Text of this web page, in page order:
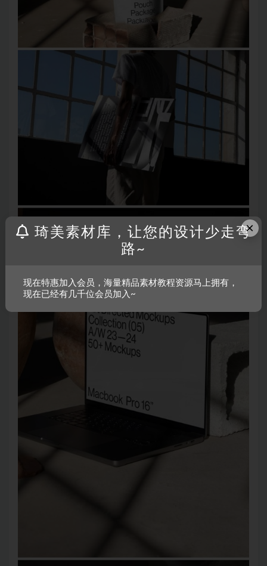
×
琦美素材库，让您的设计少走弯
路~
现在特惠加入会员，海量精品素材教程资源马上拥有，
现在已经有几千位会员加入~